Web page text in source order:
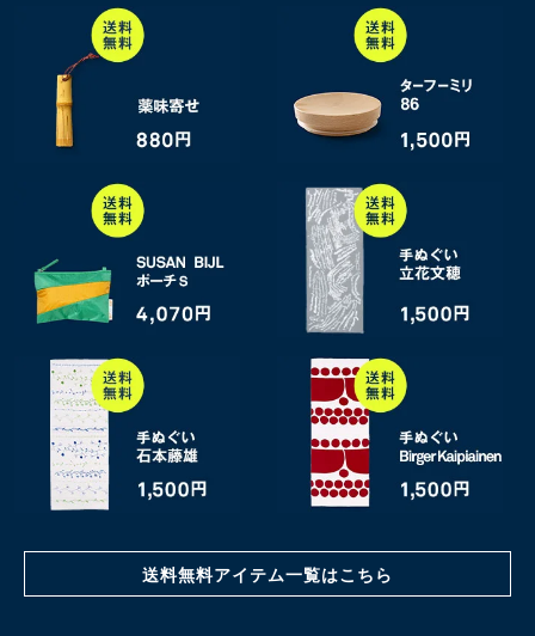
送料無料アイテム一覧はこちら